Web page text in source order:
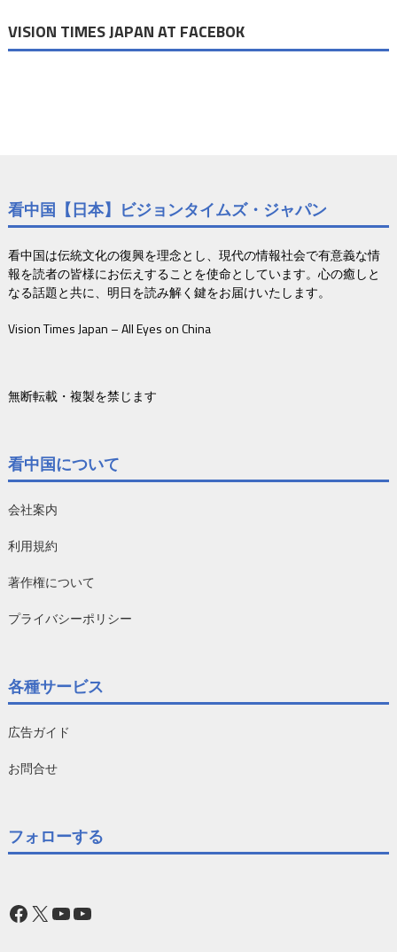
VISION TIMES JAPAN AT FACEBOK
看中国【日本】ビジョンタイムズ・ジャパン
看中国は伝統文化の復興を理念とし、現代の情報社会で有意義な情
報を読者の皆様にお伝えすることを使命としています。心の癒しと
なる話題と共に、明日を読み解く鍵をお届けいたします。
Vision Times Japan – All Eyes on China
無断転載・複製を禁じます
看中国について
会社案内
利用規約
著作権について
プライバシーポリシー
各種サービス
広告ガイド
お問合せ
フォローする
Facebook
X YouTube
YouTube